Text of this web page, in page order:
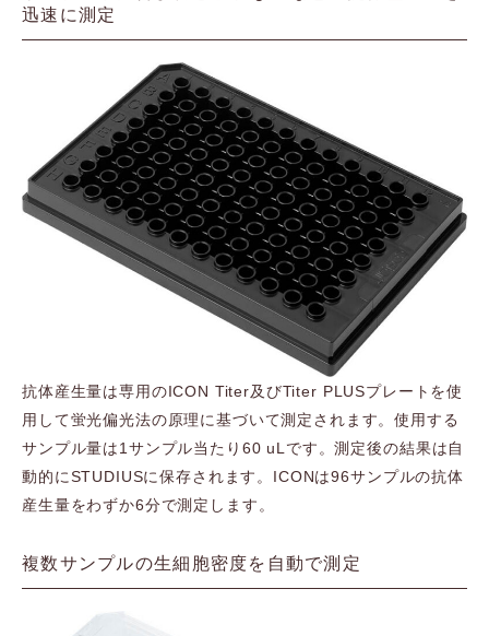
迅速に測定
抗体産生量は専用のICON Titer及びTiter PLUSプレートを使
用して蛍光偏光法の原理に基づいて測定されます。使用する
サンプル量は1サンプル当たり60 uLです。測定後の結果は自
動的にSTUDIUSに保存されます。ICONは96サンプルの抗体
産生量をわずか6分で測定します。
複数サンプルの生細胞密度を自動で測定